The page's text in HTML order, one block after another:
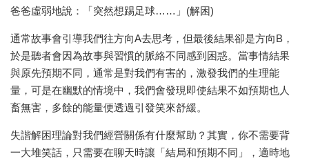
爸爸虛弱地說：「突然想踢足球……」(解困)
通常故事會引導我們往方向A去思考，但最後結果卻是方向B，
於是聽者會因為故事與習慣的脈絡不同感到困惑。當事情結果
與原先預期不同，通常是對我們有害的，激發我們的生理能
量，可是在幽默的情境中，我們會發現即使結果不如預期也人
畜無害，多餘的能量便透過引發笑來舒緩。
失諧解困理論對我們經營關係有什麼幫助？其實，你不需要背
一大堆笑話，只需要在聊天時讓「結局和預期不同」，適時地